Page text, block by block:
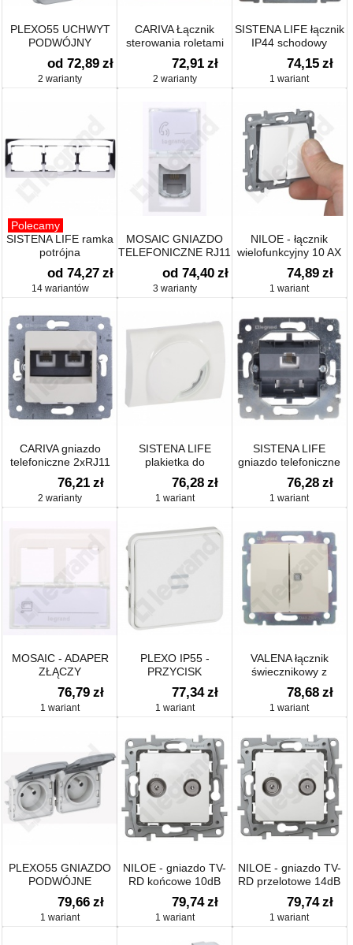
PLEXO55 UCHWYT
PODWÓJNY
PIONOWY DO
INSTALACJI
PODTYNKOWEJ
od 72,89 zł
2 warianty
CARIVA Łącznik
sterowania roletami
(blokada
mechaniczna) 10A-
250V~
72,91 zł
2 warianty
SISTENA LIFE łącznik
IP44 schodowy
74,15 zł
1 wariant
Polecamy
SISTENA LIFE ramka
potrójna
od 74,27 zł
14 wariantów
MOSAIC GNIAZDO
TELEFONICZNE RJ11
od 74,40 zł
3 warianty
NILOE - łącznik
wielofunkcyjny 10 AX
74,89 zł
1 wariant
CARIVA gniazdo
telefoniczne 2xRJ11
76,21 zł
2 warianty
SISTENA LIFE
plakietka do
elektronicznego
regulatora
temperatury
76,28 zł
1 wariant
SISTENA LIFE
gniazdo telefoniczne
1xRJ11
76,28 zł
1 wariant
MOSAIC - ADAPER
ZŁĄCZY
PODWÓJNYCH
KEYSTONE BIAŁY
76,79 zł
1 wariant
PLEXO IP55 -
PRZYCISK
PODŚWIETLANY
ANTYBAKTERYJNY 6
A BIAŁY
77,34 zł
1 wariant
VALENA łącznik
świecznikowy z
jednym wskaźnikiem
78,68 zł
1 wariant
PLEXO55 GNIAZDO
PODWÓJNE
POZIOME 2X2P+Z
SZARE 16A-250V~
79,66 zł
1 wariant
NILOE - gniazdo TV-
RD końcowe 10dB
79,74 zł
1 wariant
NILOE - gniazdo TV-
RD przelotowe 14dB
79,74 zł
1 wariant